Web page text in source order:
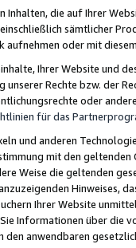
Inhalten, die auf Ihrer
sämtlicher
aufnehmen oder mit
Ihrer Website und
unserer Rechte bzw. der
oder
für das
und anderen
mit den
Weise die geltenden
Hinweises,
Ihrer Website
Informationen über die
anwendbaren